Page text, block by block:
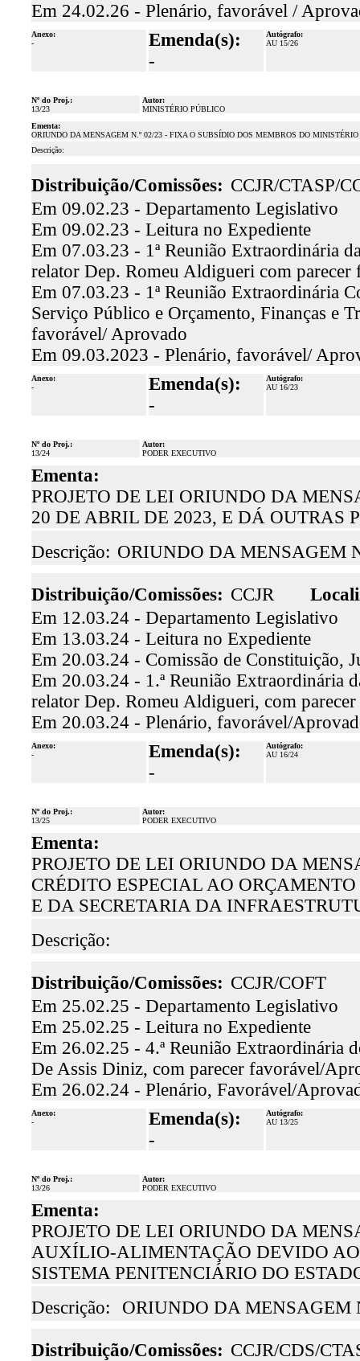
Em 24.02.26 - Plenário, favorável /
Anexo:
-
Emenda(s):
-
Autógrafo:
AU 15/26
Nº do Proj.:
13/23
Autor:
MINISTÉRIO PÚBLICO
Ementa:
ORIUNDO DA MENSAGEM N.º 02/23 - FIXA O SUBSÍDIO DOS MEMBROS DO
Descrição:
Distribuição/Comissões: CCJR/CTASP/
Em 09.02.23 - Departamento Legislativo
Em 09.02.23 - Leitura no Expediente
Em 07.03.23 - 1ª Reunião Extraordinária
relator Dep. Romeu Aldigueri com
Em 07.03.23 - 1ª Reunião Extraordinária
Serviço Público e Orçamento, Finanças e
favorável/ Aprovado
Em 09.03.2023 - Plenário, favorável/
Anexo:
-
Emenda(s):
-
Autógrafo:
AU 16/23
Nº do Proj.:
13/24
Autor:
PODER EXECUTIVO
Ementa:
PROJETO DE LEI ORIUNDO DA
20 DE ABRIL DE 2023, E DÁ OUTRAS
Descrição: ORIUNDO DA MENSAGEM
Distribuição/Comissões: CCJR
Em 12.03.24 - Departamento Legislativo
Em 13.03.24 - Leitura no Expediente
Em 20.03.24 - Comissão de Constituição,
Em 20.03.24 - 1.ª Reunião Extraordinária
relator Dep. Romeu Aldigueri, com
Em 20.03.24 - Plenário, favorável/
Anexo:
-
Emenda(s):
-
Autógrafo:
AU 16/24
Nº do Proj.:
13/25
Autor:
PODER EXECUTIVO
Ementa:
PROJETO DE LEI ORIUNDO DA
CRÉDITO ESPECIAL AO
E DA SECRETARIA DA
Descrição:
Distribuição/Comissões: CCJR/COFT
Em 25.02.25 - Departamento Legislativo
Em 25.02.25 - Leitura no Expediente
Em 26.02.25 - 4.ª Reunião Extraordinária
De Assis Diniz, com parecer favorável/
Em 26.02.24 - Plenário, Favorável/
Anexo:
-
Emenda(s):
-
Autógrafo:
AU 13/25
Nº do Proj.:
13/26
Autor:
PODER EXECUTIVO
Ementa:
PROJETO DE LEI ORIUNDO DA
AUXÍLIO-ALIMENTAÇÃO DEVIDO
SISTEMA PENITENCIÁRIO DO
Descrição:
ORIUNDO DA MENSAGEM
Distribuição/Comissões: CCJR/CDS/